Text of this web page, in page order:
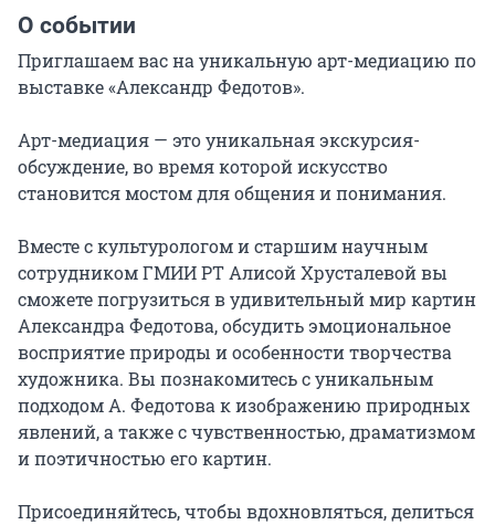
О событии
Приглашаем вас на уникальную арт-медиацию по
выставке «Александр Федотов».
Арт-медиация — это уникальная экскурсия-
обсуждение, во время которой искусство
становится мостом для общения и понимания.
Вместе с культурологом и старшим научным
сотрудником ГМИИ РТ Алисой Хрусталевой вы
сможете погрузиться в удивительный мир картин
Александра Федотова, обсудить эмоциональное
восприятие природы и особенности творчества
художника. Вы познакомитесь с уникальным
подходом А. Федотова к изображению природных
явлений, а также с чувственностью, драматизмом
и поэтичностью его картин.
Присоединяйтесь, чтобы вдохновляться, делиться